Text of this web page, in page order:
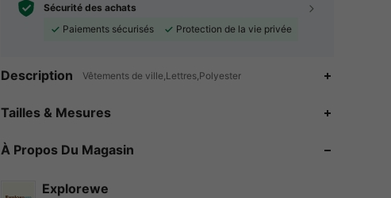
Sécurité des achats
Paiements sécurisés
Protection de la vie privée
Description Vêtements de ville,Lettres,Polyester
Tailles & Mesures
À Propos Du Magasin
Explorewe